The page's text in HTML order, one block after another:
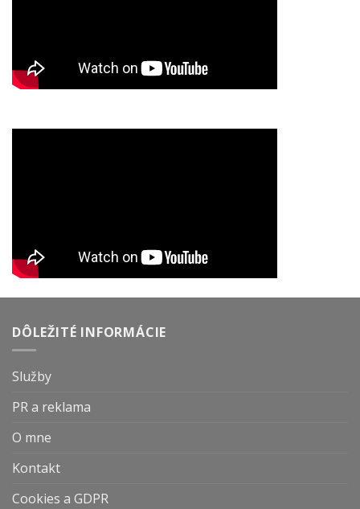
DÔLEŽITÉ INFORMÁCIE
Služby
PR a reklama
O mne
Kontakt
Cookies a GDPR